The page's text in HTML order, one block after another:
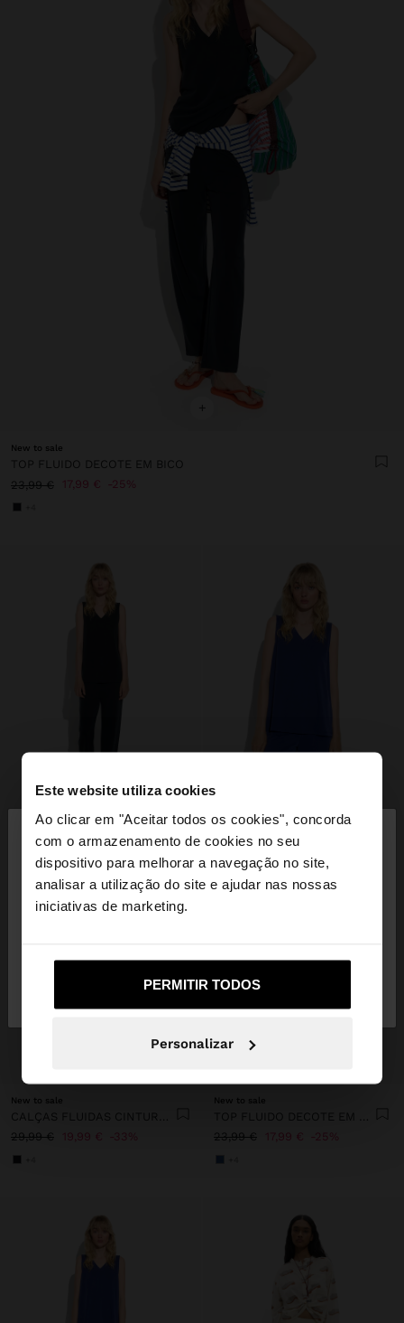
Este website utiliza cookies
Ao clicar em "Aceitar todos os cookies", concorda
com o armazenamento de cookies no seu
dispositivo para melhorar a navegação no site,
analisar a utilização do site e ajudar nas nossas
iniciativas de marketing.
PERMITIR TODOS
Personalizar
Está a aceder ao site a partir de Portugal. Deseja
navegar no nosso site United States?
+
New to sale
TOP FLUIDO DECOTE EM BICO
23,99 €
17,99 € 25%
New to sale
29,99 €
19,99 € 33%
New to sale
TOP FLUIDO DECOTE EM BICO
23,99 €
17,99 € 25%